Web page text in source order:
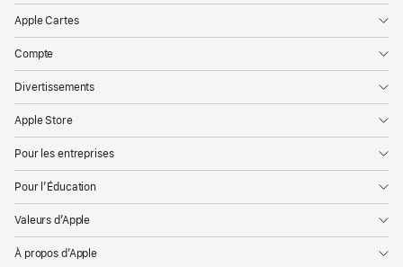
Apple Cartes
Compte
Divertissements
Apple Store
Pour les entreprises
Pour l’Éducation
Valeurs d’Apple
À propos d’Apple